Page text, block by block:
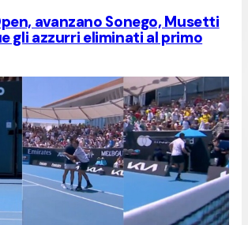
avanzano Sonego, Musetti
gli azzurri eliminati al primo